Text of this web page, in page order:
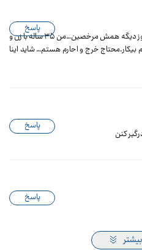
فقط اعدام این احکام مسخره بازیه.چهار روز دیگه همش مرخصین…من ۳۵ ساله با زن و
خرج و احارم هستم… شاید اینا
پاسخ
کنن
پاسخ
پاسخ